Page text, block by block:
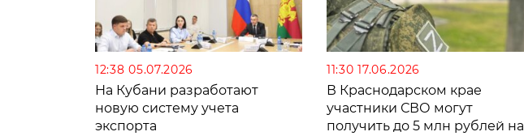
12:38 05.07.2026
На Кубани разработают
новую систему учета
экспорта
11:30 17.06.2026
В Краснодарском крае
участники СВО могут
получить до 5 млн рублей на